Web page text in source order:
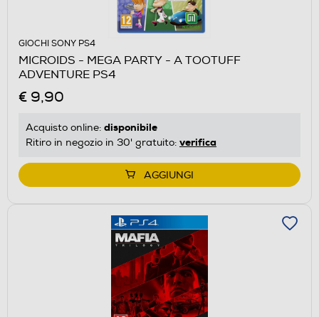
GIOCHI SONY PS4
MICROIDS - MEGA PARTY - A TOOTUFF
ADVENTURE PS4
€ 9,90
Acquisto online: disponibile
Ritiro in negozio in 30' gratuito: verifica
AGGIUNGI